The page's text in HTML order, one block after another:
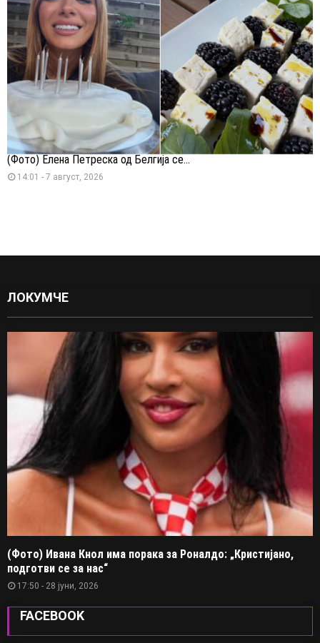
(Фото) Елена Петреска од Белгија се...
14:01 - 7 август, 2026
ЛОКУМЧЕ
(Фото) Ивана Кнол има порака за Роналдо: „Кристијано,
подготви се за нас“
17:50 - 28 јуни, 2026
FACEBOOK